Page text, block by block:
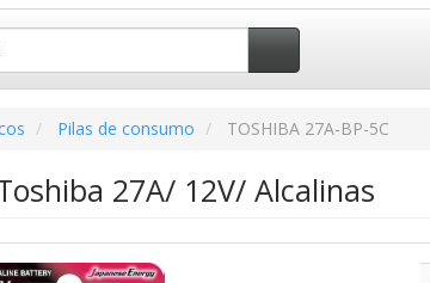
Pilas de consumo TOSHIBA 27A-BP-5C
27A/ 12V/ Alcalinas